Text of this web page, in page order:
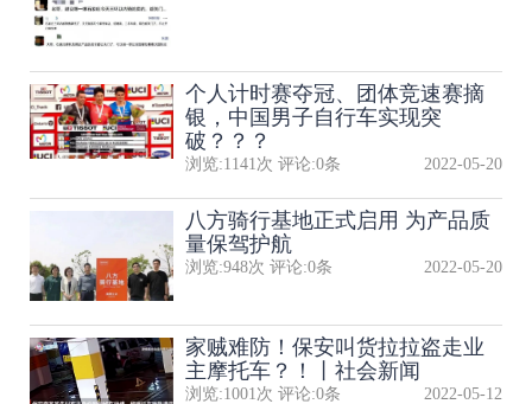
个人计时赛夺冠、团体竞速赛摘
银，中国男子自行车实现突
破？？？
浏览:1141 次 评论:0条 2022-05-20
八方骑行基地正式启用 为产品质
量保驾护航
浏览:948次 评论:0条 2022-05-20
家贼难防！保安叫货拉拉盗走业
主摩托车？！丨社会新闻
浏览:1001 次 评论:0条 2022-05-12